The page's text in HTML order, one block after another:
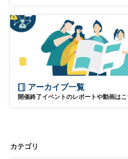
アーカイブ一覧
開催終了イベントのレポートや動画はこ
カテゴリ